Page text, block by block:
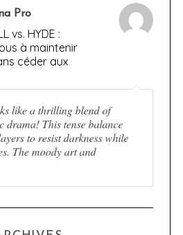
Pro
vs. HYDE :
à maintenir
céder aux
like a thrilling blend of
drama! This tense balance
to resist darkness while
The moody art and